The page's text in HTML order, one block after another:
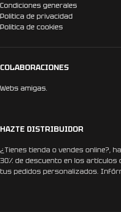
Condiciones generales
Politica de privacidad
Politica de cookies
COLABORACIONES
Webs amigas.
HAZTE DISTRIBUIDOR
¿Tienes tienda o vendes online?,
30% de descuento en los
tus pedidos personalizados.